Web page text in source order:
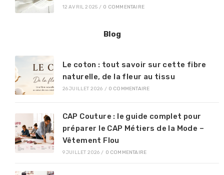
12 AVRIL 2025 / 0 COMMENTAIRE
Blog
Le coton : tout savoir sur cette fibre
naturelle, de la fleur au tissu
26 JUILLET 2026 / 0 COMMENTAIRE
CAP Couture : le guide complet pour
préparer le CAP Métiers de la Mode –
Vêtement Flou
9 JUILLET 2026 / 0 COMMENTAIRE